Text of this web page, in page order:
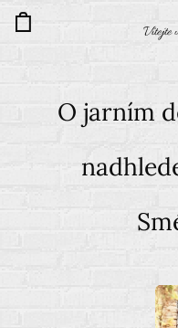
Vítejte
O jarním